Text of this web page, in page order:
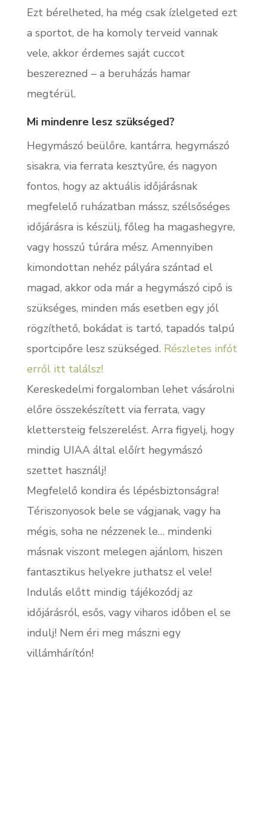
Ezt bérelheted, ha még csak ízlelgeted ezt
a sportot, de ha komoly terveid vannak
vele, akkor érdemes saját cuccot
beszerezned – a beruházás hamar
megtérül.
Mi mindenre lesz szükséged?
Hegymászó beülőre, kantárra, hegymászó
sisakra, via ferrata kesztyűre, és nagyon
fontos, hogy az aktuális időjárásnak
megfelelő ruházatban mássz, szélsőséges
időjárásra is készülj, főleg ha magashegyre,
vagy hosszú túrára mész. Amennyiben
kimondottan nehéz pályára szántad el
magad, akkor oda már a hegymászó cipő is
szükséges, minden más esetben egy jól
rögzíthető, bokádat is tartó, tapadós talpú
sportcipőre lesz szükséged. Részletes infót
erről itt találsz!
Kereskedelmi forgalomban lehet vásárolni
előre összekészített via ferrata, vagy
klettersteig felszerelést. Arra figyelj, hogy
mindig UIAA által előírt hegymászó
szettet használj!
Megfelelő kondira és lépésbiztonságra!
Tériszonyosok bele se vágjanak, vagy ha
mégis, soha ne nézzenek le… mindenki
másnak viszont melegen ajánlom, hiszen
fantasztikus helyekre juthatsz el vele!
Indulás előtt mindig tájékozódj az
időjárásról, esős, vagy viharos időben el se
indulj! Nem éri meg mászni egy
villámhárítón!